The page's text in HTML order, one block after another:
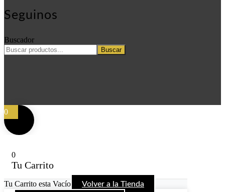
Seguinos
Buscador
Buscar
0
0
Tu Carrito
Tu Carrito esta Vacío Volver a la Tienda